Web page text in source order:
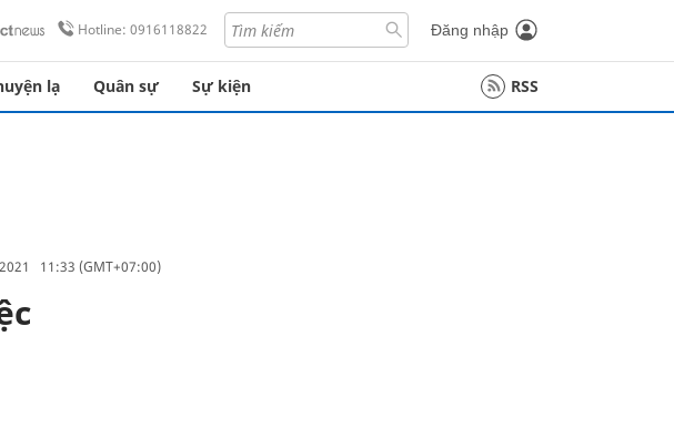
Hotline: 0916118822 Đăng nhập
lạ Quân sự Sự kiện RSS
11:33 (GMT+07:00)